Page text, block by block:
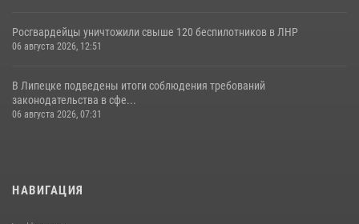
Росгвардейцы уничтожили свыше 120 беспилотников в ЛНР
06 августа 2026, 12:51
В Липецке подведены итоги соблюдения требований
законодательства в сфе...
06 августа 2026, 07:31
НАВИГАЦИЯ